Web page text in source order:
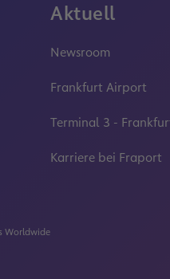
Aktuell
Newsroom
Frankfurt Airport
Terminal 3 -
Karriere bei Fraport
Worldwide